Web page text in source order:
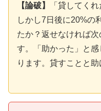
【論破】
「貸してく
しかし7日後に20%の
たか？返せなければ
す。「助かった」と
ります。貸すことと助